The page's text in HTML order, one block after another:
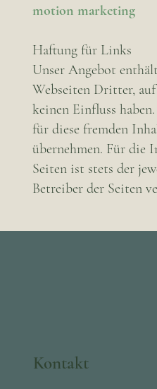
motion marketing
Haftung für Links
Unser Angebot
Webseiten Dritter,
keinen Einfluss
für diese fremden
übernehmen. Für die
Seiten ist stets der
Betreiber der Seiten
Kontakt